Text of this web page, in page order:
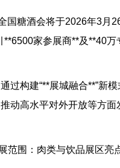
国糖酒会将于2026年3月
**6500家参展商**及**40万
过构建“**展城融合**”新
动高水平对外开放等方面
范围：肉类与饮品展区亮